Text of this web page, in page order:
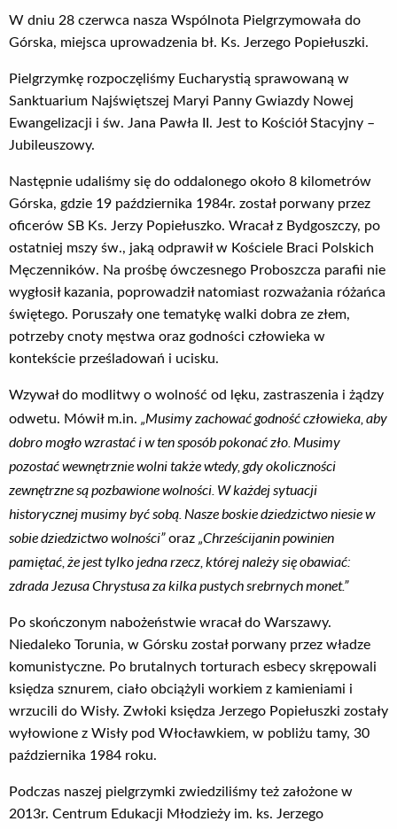
W dniu 28 czerwca nasza Wspólnota Pielgrzymowała do
Górska, miejsca uprowadzenia bł. Ks. Jerzego Popiełuszki.
Pielgrzymkę rozpoczęliśmy Eucharystią sprawowaną w
Sanktuarium Najświętszej Maryi Panny Gwiazdy Nowej
Ewangelizacji i św. Jana Pawła II. Jest to Kościół Stacyjny –
Jubileuszowy.
Następnie udaliśmy się do oddalonego około 8 kilometrów
Górska, gdzie 19 października 1984r. został porwany przez
oficerów SB Ks. Jerzy Popiełuszko. Wracał z Bydgoszczy, po
ostatniej mszy św., jaką odprawił w Kościele Braci Polskich
Męczenników. Na prośbę ówczesnego Proboszcza parafii nie
wygłosił kazania, poprowadził natomiast rozważania różańca
świętego. Poruszały one tematykę walki dobra ze złem,
potrzeby cnoty męstwa oraz godności człowieka w
kontekście prześladowań i ucisku.
Wzywał do modlitwy o wolność od lęku, zastraszenia i żądzy
odwetu. Mówił m.in.
„Musimy zachować godność człowieka, aby
dobro mogło wzrastać i w ten sposób pokonać zło. Musimy
pozostać wewnętrznie wolni także wtedy, gdy okoliczności
zewnętrzne są pozbawione wolności. W każdej sytuacji
historycznej musimy być sobą. Nasze boskie dziedzictwo niesie w
sobie dziedzictwo wolności”oraz „Chrześcijanin powinien
pamiętać, że jest tylko jedna rzecz, której należy się obawiać:
zdrada Jezusa Chrystusa za kilka pustych srebrnych monet.”
Po skończonym nabożeństwie wracał do Warszawy.
Niedaleko Torunia, w Górsku został porwany przez władze
komunistyczne. Po brutalnych torturach esbecy skrępowali
księdza sznurem, ciało obciążyli workiem z kamieniami i
wrzucili do Wisły. Zwłoki księdza Jerzego Popiełuszki zostały
wyłowione z Wisły pod Włocławkiem, w pobliżu tamy, 30
października 1984 roku.
Podczas naszej pielgrzymki zwiedziliśmy też założone w
2013r. Centrum Edukacji Młodzieży im. ks. Jerzego